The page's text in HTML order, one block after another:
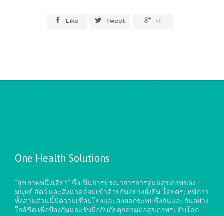
 Like  Tweet  +1
One Health Solutions
"สุขภาพหนึ่งเดียว" ซึ่งเป็นการบูรณาการการดูแลสุขภาพของ
มนุษย์ สัตว์ และสิ่งแวดล้อมเข้าด้วยกันอย่างยั่งยืนโดยตระหนักว่า
ทั้งสามส่วนนี้มีความเชื่อมโยงและส่งผลกระทบซึ่งกันและกันอย่าง
ใกล้ชิด เพื่อป้องกันและรับมือกับภัยคุกคามต่อสุขภาพระดับโลก